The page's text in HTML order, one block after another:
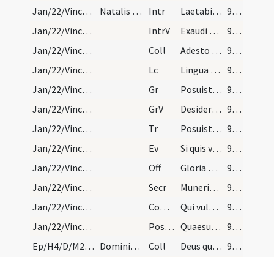
Jan/22/Vincentius/M2/Mass Propers
Natalis Vincenti levitae Intr Laetabitur iustus
94 (11v)
Jan/22/Vincentius/M2/Mass Propers
IntrV Exaudi Deus orationem meam cum deprecor
94 (11v)
Jan/22/Vincentius/M2/Mass Propers
Coll Adesto Domine supplicationibus nostris ut qui ex iniquitate
94 (11v)
Jan/22/Vincentius/M2/Mass Propers
Lc Lingua sapientium
94 (11v)
Jan/22/Vincentius/M2/Mass Propers
Gr Posuisti Domine super caput
94 (11v)
Jan/22/Vincentius/M2/Mass Propers
GrV Desiderium animae
95 (12r)
Jan/22/Vincentius/M2/Mass Propers
Tr Posuisti Domine super caput
95 (12r)
Jan/22/Vincentius/M2/Mass Propers
Ev Si quis venit ad me
95 (12r)
Jan/22/Vincentius/M2/Mass Propers
Off Gloria et honore
95 (12r)
Jan/22/Vincentius/M2/Mass Propers
Secr Muneribus nostris quaesumus Domine precibusque susceptis
95 (12r)
Jan/22/Vincentius/M2/Mass Propers
Comm Qui vult venire post me
95 (12r)
Jan/22/Vincentius/M2/Mass Propers
Postcomm Quaesumus omnipotens Deus ut qui caelestia alimenta
95 (12r)
Ep/H4/D/M2/Mass Propers
Dominica quarta Coll Deus qui nos in tantis periculis constitutos 95 (12r)